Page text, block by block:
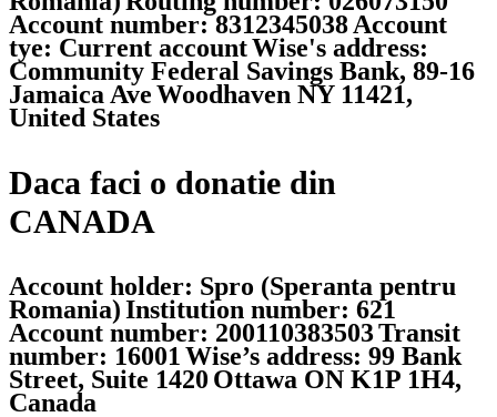
Account number: 8312345038Account
tye: Current accountWise's address:
Community Federal Savings Bank, 89-16
Jamaica AveWoodhaven NY 11421,
United States
Daca faci o donatie din
CANADA
Account holder: Spro (Speranta pentru
Romania)Institution number: 621
Account number: 200110383503Transit
number: 16001 Wise’s address: 99 Bank
Street, Suite 1420 Ottawa ON K1P 1H4,
Canada